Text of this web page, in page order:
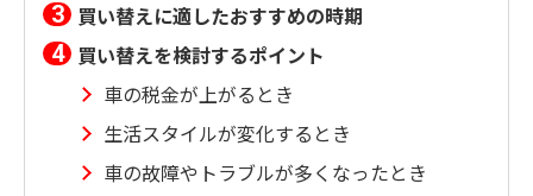
買い替えに適したおすすめの時期
買い替えを検討するポイント
車の税金が上がるとき
生活スタイルが変化するとき
車の故障やトラブルが多くなったとき